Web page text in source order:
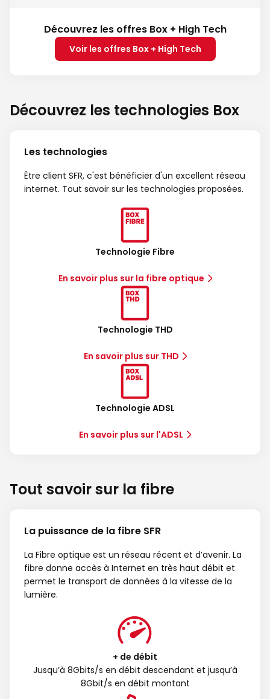
Découvrez les offres Box + High Tech
Voir les offres Box + High Tech
Découvrez les technologies Box
Les technologies
Être client SFR, c'est bénéficier d'un excellent réseau
internet. Tout savoir sur les technologies proposées.
Technologie Fibre
En savoir plus sur la fibre optique
Technologie THD
En savoir plus sur THD
Technologie ADSL
En savoir plus sur l'ADSL
Tout savoir sur la fibre
La puissance de la fibre SFR
La Fibre optique est un réseau récent et d’avenir. La
fibre donne accès à Internet en très haut débit et
permet le transport de données à la vitesse de la
lumière.
+ de débit
Jusqu’à 8Gbits/s en débit descendant et jusqu’à
8Gbit/s en débit montant